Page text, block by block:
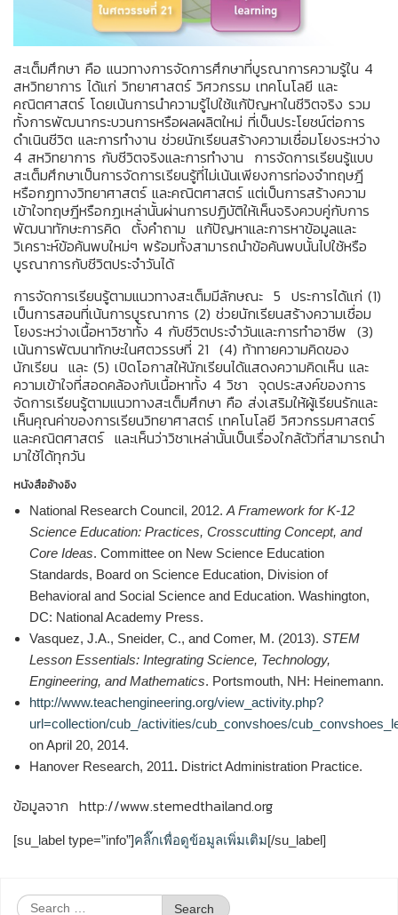
สะเต็มศึกษา คือ แนวทางการจัดการศึกษาที่บูรณาการความรู้ใน 4
สหวิทยาการ ได้แก่ วิทยาศาสตร์ วิศวกรรม เทคโนโลยี และ
คณิตศาสตร์ โดยเน้นการนำความรู้ไปใช้แก้ปัญหาในชีวิตจริง รวม
ทั้งการพัฒนากระบวนการหรือผลผลิตใหม่ ที่เป็นประโยชน์ต่อการ
ดำเนินชีวิต และการทำงาน ช่วยนักเรียนสร้างความเชื่อมโยงระหว่าง
4 สหวิทยาการ กับชีวิตจริงและการทำงาน การจัดการเรียนรู้แบบ
สะเต็มศึกษาเป็นการจัดการเรียนรู้ที่ไม่เน้นเพียงการท่องจำทฤษฎี
หรือกฏทางวิทยาศาสตร์ และคณิตศาสตร์ แต่เป็นการสร้างความ
เข้าใจทฤษฎีหรือกฏเหล่านั้นผ่านการปฏิบัติให้เห็นจริงควบคู่กับการ
พัฒนาทักษะการคิด ตั้งคำถาม แก้ปัญหาและการหาข้อมูลและ
วิเคราะห์ข้อค้นพบใหม่ๆ พร้อมทั้งสามารถนำข้อค้นพบนั้นไปใช้หรือ
บูรณาการกับชีวิตประจำวันได้
การจัดการเรียนรู้ตามแนวทางสะเต็มมีลักษณะ 5 ประการได้แก่ (1)
เป็นการสอนที่เน้นการบูรณาการ (2) ช่วยนักเรียนสร้างความเชื่อม
โยงระหว่างเนื้อหาวิชาทั้ง 4 กับชีวิตประจำวันและการทำอาชีพ (3)
เน้นการพัฒนาทักษะในศตวรรษที่ 21 (4) ท้าทายความคิดของ
นักเรียน และ (5) เปิดโอกาสให้นักเรียนได้แสดงความคิดเห็น และ
ความเข้าใจที่สอดคล้องกับเนื้อหาทั้ง 4 วิชา จุดประสงค์ของการ
จัดการเรียนรู้ตามแนวทางสะเต็มศึกษา คือ ส่งเสริมให้ผู้เรียนรักและ
เห็นคุณค่าของการเรียนวิทยาศาสตร์ เทคโนโลยี วิศวกรรมศาสตร์
และคณิตศาสตร์ และเห็นว่าวิชาเหล่านั้นเป็นเรื่องใกล้ตัวที่สามารถนำ
มาใช้ได้ทุกวัน
หนังสืออ้างอิง
National Research Council, 2012. A Framework for K-12
Science Education: Practices, Crosscutting Concept, and
Core Ideas. Committee on New Science Education
Standards, Board on Science Education, Division of
Behavioral and Social Science and Education. Washington,
DC: National Academy Press.
Vasquez, J.A., Sneider, C., and Comer, M. (2013). STEM
Lesson Essentials: Integrating Science, Technology,
Engineering, and Mathematics. Portsmouth, NH: Heinemann.
http://www.teachengineering.org/view_activity.php?
url=collection/cub_/activities/cub_convshoes/
on April 20, 2014.
Hanover Research, 2011. District Administration Practice.
ข้อมูลจาก http://www.stemedthailand.org
[su_label type=”info”]คลิ๊กเพื่อดูข้อมูลเพิ่มเติม[/su_label]
Search